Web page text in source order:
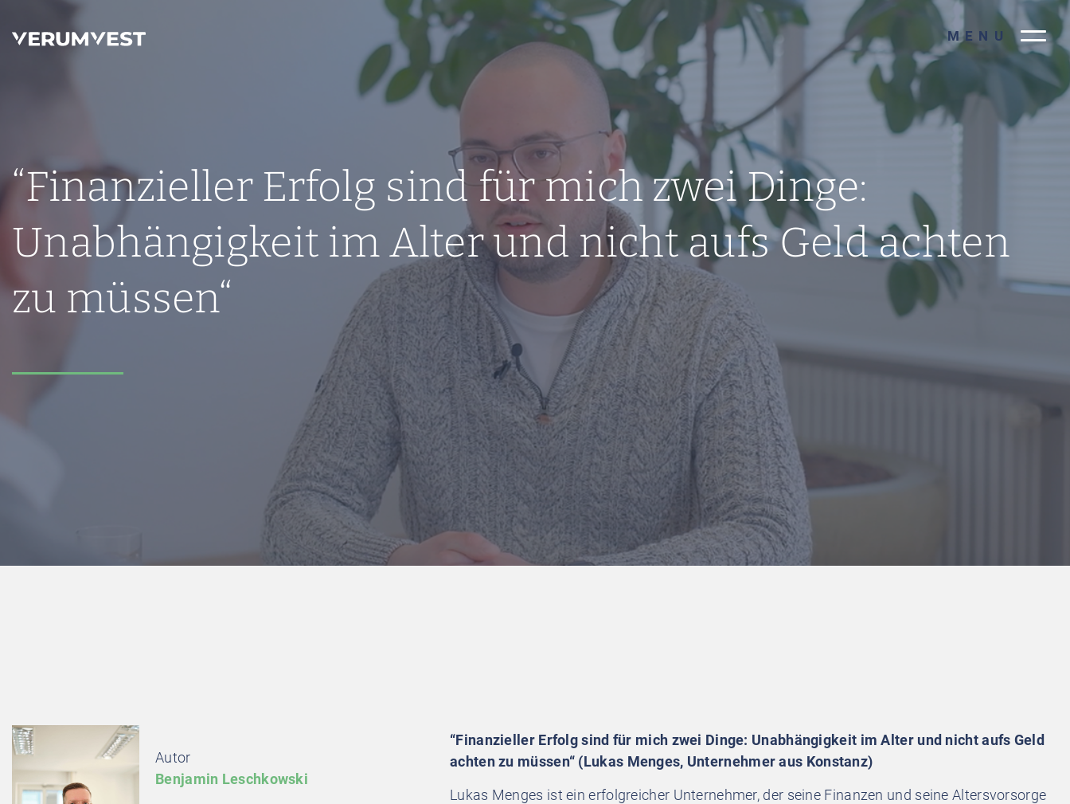
MENU
“Finanzieller Erfolg sind für mich zwei Dinge:
Unabhängigkeit im Alter und nicht aufs Geld achten
zu müssen“
Autor
Benjamin Leschkowski
“Finanzieller Erfolg sind für mich zwei Dinge: Unabhängigkeit im Alter und nicht aufs Geld
achten zu müssen“ (Lukas Menges, Unternehmer aus Konstanz)
Lukas Menges ist ein erfolgreicher Unternehmer, der seine Finanzen und seine Altersvorsorge